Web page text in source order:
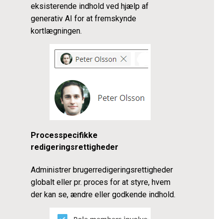
eksisterende indhold ved hjælp af
generativ AI for at fremskynde
kortlægningen.
Processpecifikke
redigeringsrettigheder
Administrer brugerredigeringsrettigheder
globalt eller pr. proces for at styre, hvem
der kan se, ændre eller godkende indhold.